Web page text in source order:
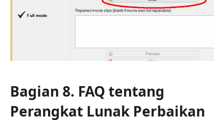
Bagian 8. FAQ tentang
Perangkat Lunak Perbaikan